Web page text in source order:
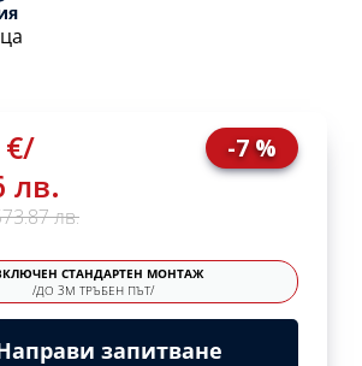
/
лв.
лв.
-7 %
СТАНДАРТЕН МОНТАЖ
/ДО 3М ТРЪБЕН ПЪТ/
запитване